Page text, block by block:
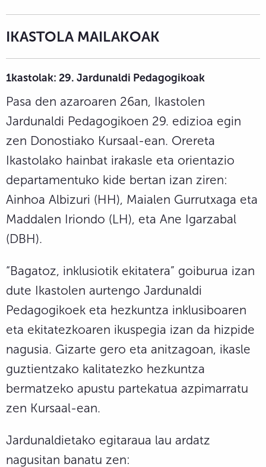
IKASTOLA MAILAKOAK
1kastolak: 29. Jardunaldi Pedagogikoak
Pasa den azaroaren 26an, Ikastolen
Jardunaldi Pedagogikoen 29. edizioa egin
zen Donostiako Kursaal-ean. Orereta
Ikastolako hainbat irakasle eta orientazio
departamentuko kide bertan izan ziren:
Ainhoa Albizuri (HH), Maialen Gurrutxaga eta
Maddalen Iriondo (LH), eta Ane Igarzabal
(DBH).
“Bagatoz, inklusiotik ekitatera” goiburua izan
dute Ikastolen aurtengo Jardunaldi
Pedagogikoek eta hezkuntza inklusiboaren
eta ekitatezkoaren ikuspegia izan da hizpide
nagusia. Gizarte gero eta anitzagoan, ikasle
guztientzako kalitatezko hezkuntza
bermatzeko apustu partekatua azpimarratu
zen Kursaal-ean.
Jardunaldietako egitaraua lau ardatz
nagusitan banatu zen: